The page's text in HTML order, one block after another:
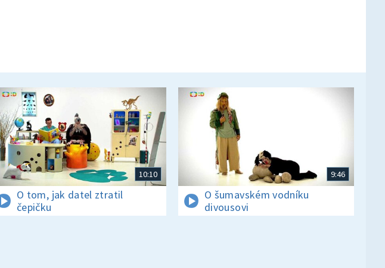
10:10
O tom, jak datel ztratil
čepičku
9:46
O šumavském vodníku
divousovi